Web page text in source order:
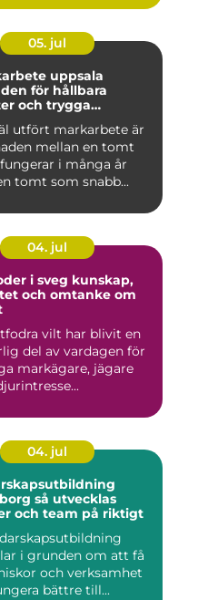
05. jul
uppsala
för hållbara
och trygga
utfört markarbete är
mellan en tomt
i många år
tomt som snabb...
04. jul
i sveg kunskap,
och omtanke om
vilt har blivit en
del av vardagen för
markägare, jägare
04. jul
utvecklas
och team på riktigt
i grunden om att få
och verksamhet
bättre till...